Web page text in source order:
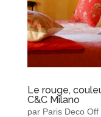
Le rouge,
C&C Milano
par Paris Deco Off